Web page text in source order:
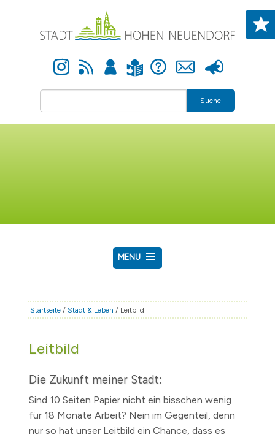
Instagram Newsfeed Anmelden Leichte Sprache Hilfe Kontakt Presse
Suche
MENU
RATHAUS & POLITIK
Startseite /Stadt & Leben / Leitbild
Leitbild
Die Zukunft meiner Stadt:
Sind 10 Seiten Papier nicht ein bisschen wenig
für 18 Monate Arbeit? Nein im Gegenteil, denn
nur so hat unser Leitbild ein Chance, dass es